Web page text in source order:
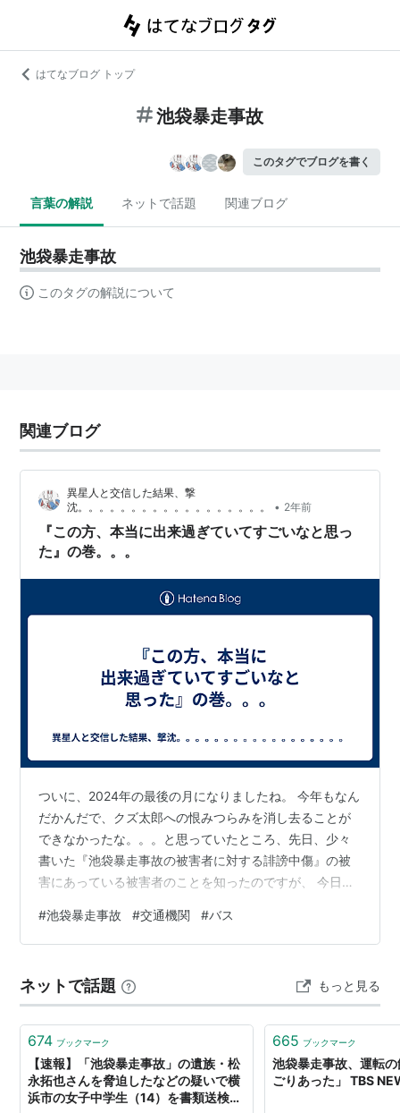
はてなブログ トップ
池袋暴走事故
このタグでブログを書く
言葉の解説 ネットで話題 関連ブログ
池袋暴走事故
このタグの解説について
関連ブログ
異星人と交信した結果、撃
沈。。。。。。。。。。。。。。。。。。
• 2年前
『この方、本当に出来過ぎていてすごいなと思っ
た』の巻。。。
ついに、2024年の最後の月になりましたね。 今年もなん
だかんだで、クズ太郎への恨みつらみを消し去ることが
できなかったな。。。と思っていたところ、先日、少々
書いた『池袋暴走事故の被害者に対する誹謗中傷』の被
害にあっている被害者のことを知ったのですが、 今日、
思っているのか』という質問がありましてね。 こちら
↓↓↓↓↓↓↓↓↓↓↓↓ www.youtube.com この事故の
に。。。』的なことを言っていて、驚きました。 私な
ら、（ざまあみろ！！！）としか思わないのですが、な
んと心の優しい方な…
#池袋暴走事故 #交通機関 #バス
ネットで話題 もっと見る
674 ブックマーク
【速報】「池袋暴走事故」の遺族・松
永拓也さんを脅迫したなどの疑いで横
浜市の女子中学生（14）を書類送検
665 ブックマーク
池袋暴走事故、運転
ごりあった」 TBS